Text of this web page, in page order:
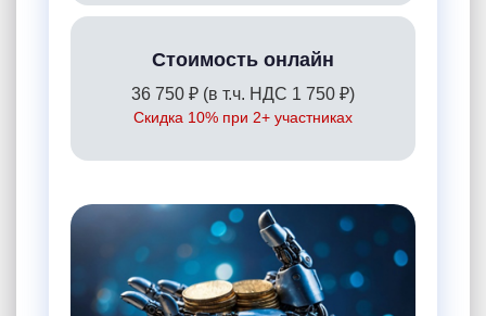
Стоимость онлайн
36 750 ₽ (в т.ч. НДС 1 750 ₽)
Скидка 10% при 2+ участниках